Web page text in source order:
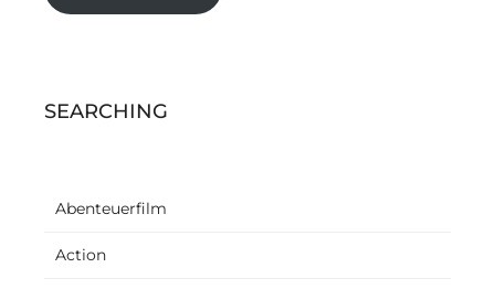
SEARCHING
Abenteuerfilm
Action